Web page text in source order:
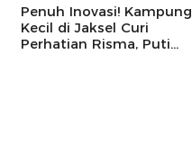
Penuh Inovasi! Kampung
Kecil di Jaksel Curi
Perhatian Risma, Puti